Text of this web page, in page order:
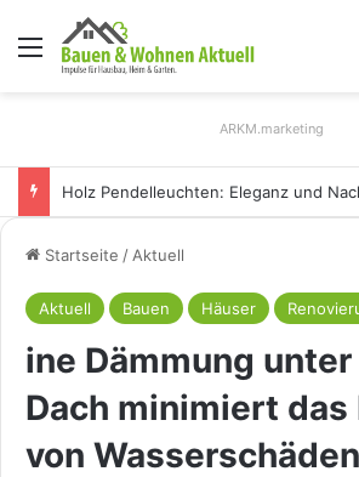
Menü
ARKM.marketing
Startseite / Aktuell
Aktuell Bauen Häuser
ine Dämmung
Dach minimiert das
von Wasserschäden